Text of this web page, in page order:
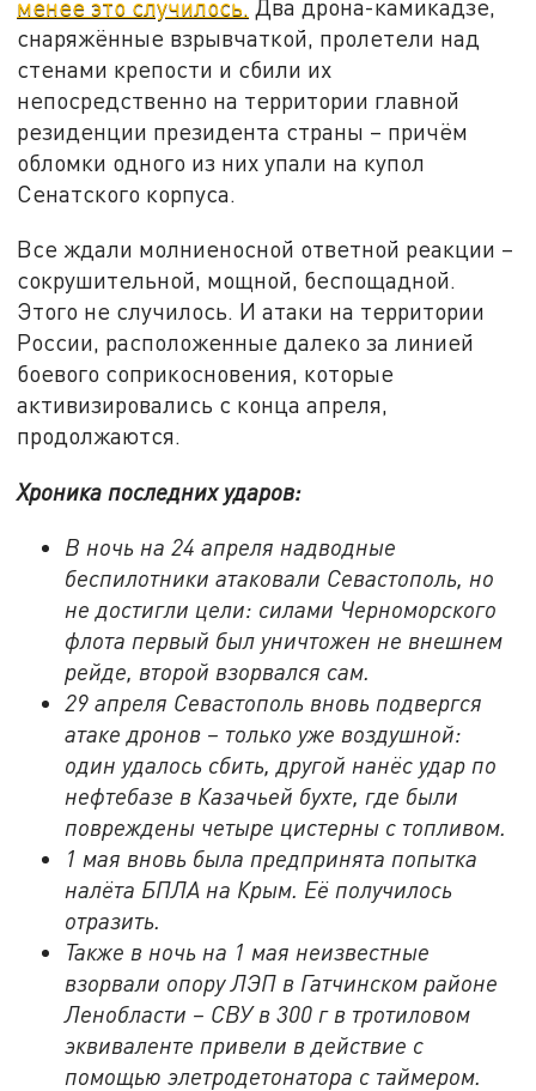
менее это случилось. Два дрона-камикадзе,
снаряжённые взрывчаткой, пролетели над
стенами крепости и сбили их
непосредственно на территории главной
резиденции президента страны – причём
обломки одного из них упали на купол
Сенатского корпуса.
Все ждали молниеносной ответной реакции –
сокрушительной, мощной, беспощадной.
Этого не случилось. И атаки на территории
России, расположенные далеко за линией
боевого соприкосновения, которые
активизировались с конца апреля,
продолжаются.
Хроника последних ударов:
В ночь на 24 апреля надводные
беспилотники атаковали Севастополь, но
не достигли цели: силами Черноморского
флота первый был уничтожен не внешнем
рейде, второй взорвался сам.
29 апреля Севастополь вновь подвергся
атаке дронов – только уже воздушной:
один удалось сбить, другой нанёс удар по
нефтебазе в Казачьей бухте, где были
повреждены четыре цистерны с топливом.
1 мая вновь была предпринята попытка
налёта БПЛА на Крым. Её получилось
отразить.
Также в ночь на 1 мая неизвестные
взорвали опору ЛЭП в Гатчинском районе
Ленобласти – СВУ в 300 г в тротиловом
эквиваленте привели в действие с
помощью элетродетонатора с таймером.